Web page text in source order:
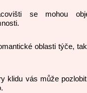
se mohou
oblasti týče,
klidu vás může